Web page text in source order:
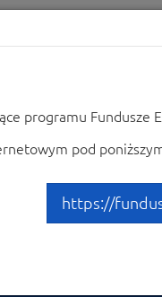
Nawigacja
programu Fundusze
pod
https://